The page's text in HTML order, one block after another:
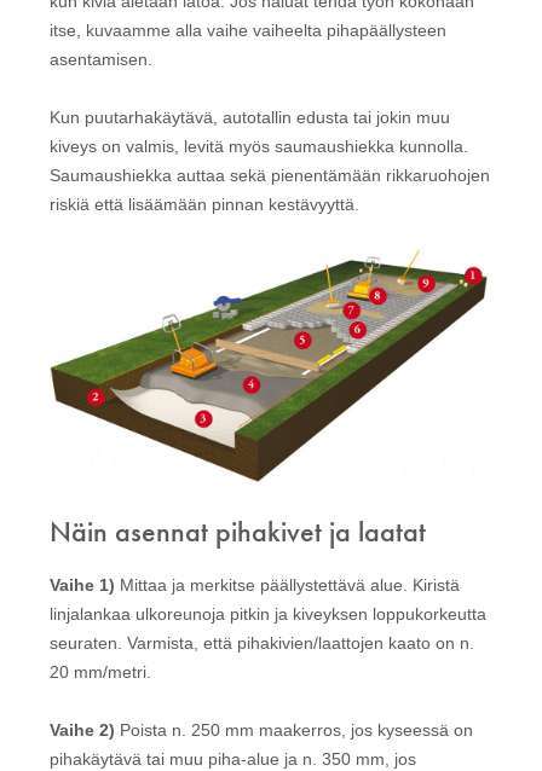
itse, kuvaamme alla vaihe vaiheelta pihapäällysteen
asentamisen.
Kun puutarhakäytävä, autotallin edusta tai jokin muu
kiveys on valmis, levitä myös saumaushiekka kunnolla.
Saumaushiekka auttaa sekä pienentämään rikkaruohojen
riskiä että lisäämään pinnan kestävyyttä.
Näin asennat pihakivet ja laatat
Vaihe 1) Mittaa ja merkitse päällystettävä alue. Kiristä
linjalankaa ulkoreunoja pitkin ja kiveyksen loppukorkeutta
seuraten. Varmista, että pihakivien/laattojen kaato on n.
20 mm/metri.
Vaihe 2) Poista n. 250 mm maakerros, jos kyseessä on
pihakäytävä tai muu piha-alue ja n. 350 mm, jos